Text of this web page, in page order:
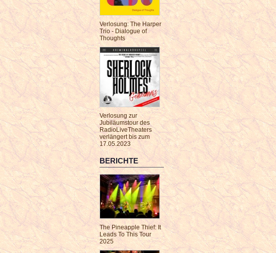
Verlosung: The Harper
Trio - Dialogue of
Thoughts
Verlosung zur
Jubiläumstour des
RadioLiveTheaters
verlängert bis zum
17.05.2023
BERICHTE
The Pineapple Thief: It
Leads To This Tour
2025